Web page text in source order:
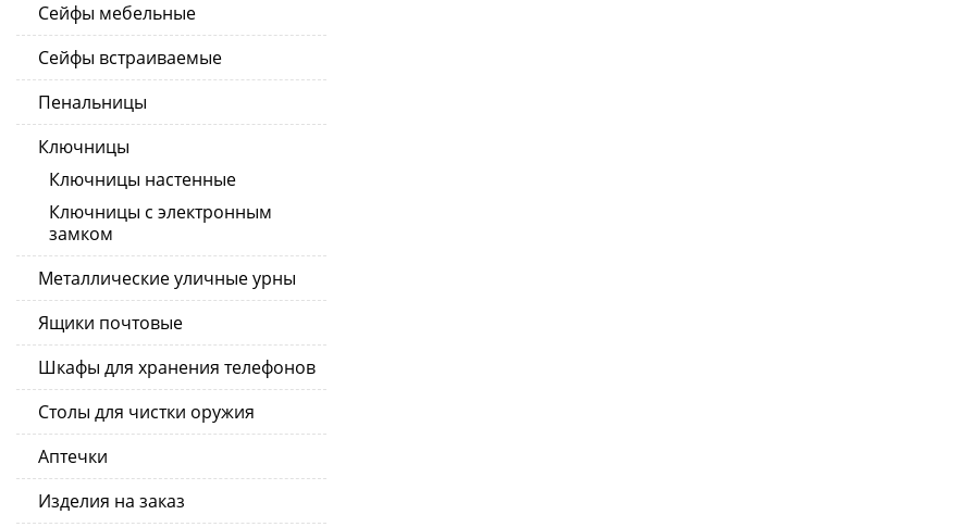
Сейфы мебельные
Сейфы встраиваемые
Пенальницы
Ключницы
Ключницы настенные
Ключницы с электронным
замком
Металлические уличные урны
Ящики почтовые
Шкафы для хранения телефонов
Столы для чистки оружия
Аптечки
Изделия на заказ